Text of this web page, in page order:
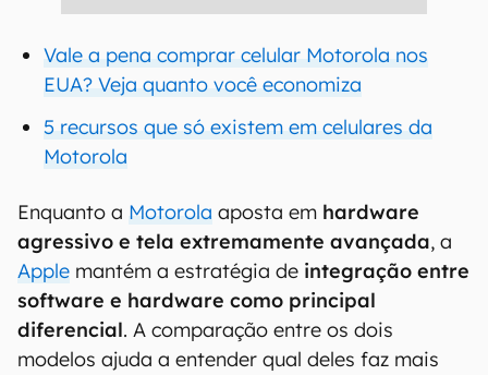
Vale a pena comprar celular Motorola nos
EUA? Veja quanto você economiza
5 recursos que só existem em celulares da
Motorola
Enquanto a Motorola aposta em hardware
agressivo e tela extremamente avançada, a
Apple mantém a estratégia de integração entre
software e hardware como principal
diferencial. A comparação entre os dois
modelos ajuda a entender qual deles faz mais